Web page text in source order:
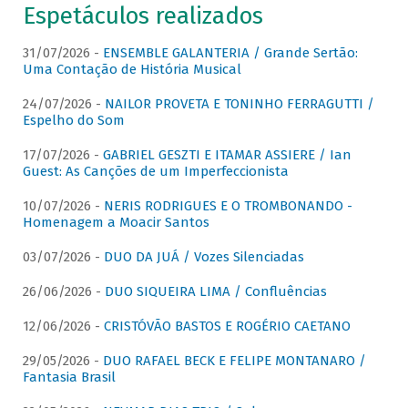
Espetáculos realizados
31/07/2026 - ENSEMBLE GALANTERIA / Grande Sertão:
Uma Contação de História Musical
24/07/2026 - NAILOR PROVETA E TONINHO FERRAGUTTI /
Espelho do Som
17/07/2026 - GABRIEL GESZTI E ITAMAR ASSIERE / Ian
Guest: As Canções de um Imperfeccionista
10/07/2026 - NERIS RODRIGUES E O TROMBONANDO -
Homenagem a Moacir Santos
03/07/2026 - DUO DA JUÁ / Vozes Silenciadas
26/06/2026 - DUO SIQUEIRA LIMA / Confluências
12/06/2026 - CRISTÓVÃO BASTOS E ROGÉRIO CAETANO
29/05/2026 - DUO RAFAEL BECK E FELIPE MONTANARO /
Fantasia Brasil